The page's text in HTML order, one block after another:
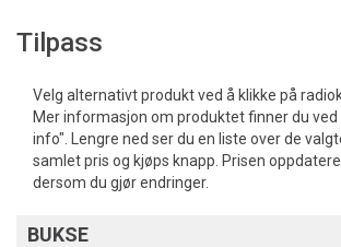
Tilpass
Velg alternativt produkt ved å klikke på
Mer informasjon om produktet finner du ved
info". Lengre ned ser du en liste over de
samlet pris og kjøps knapp. Prisen
dersom du gjør endringer.
BUKSE